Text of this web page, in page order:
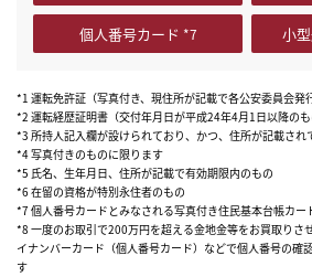
個人番号カード 小
*1 運転免許証（写真付き、現住所が記載で各公安委員会発
*2 運転経歴証明書（交付年月日が平成24年4月1日以降のも
*3 所持人記入欄が設けられており、かつ、住所が記載され
*4 写真付きのものに限ります
*5 氏名、生年月日、住所が記載で有効期限内のもの
*6 在留の資格が特別永住者のもの
*7 個人番号カードとみなされる写真付き住民基本台帳カー
*8 一度のお取引で200万円を超える金地金等をお買取りさ
イナンバーカード（個人番号カード）などで個人番号の確
す